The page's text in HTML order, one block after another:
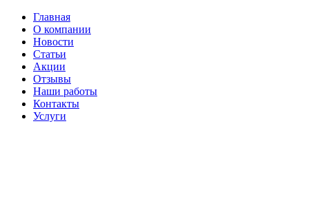
Главная
О компании
Новости
Статьи
Акции
Отзывы
Наши работы
Контакты
Услуги